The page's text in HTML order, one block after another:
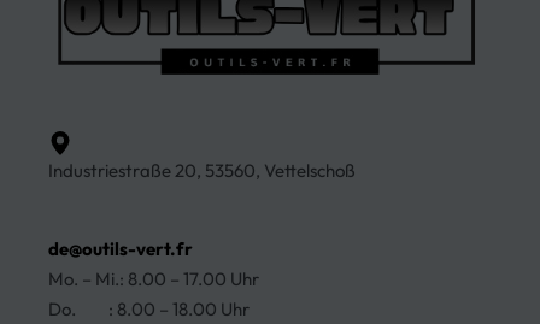
Industriestraße 20, 53560, Vettelschoß
de@outils-vert.fr
Mo. – Mi.: 8.00 – 17.00 Uhr
Do. : 8.00 – 18.00 Uhr